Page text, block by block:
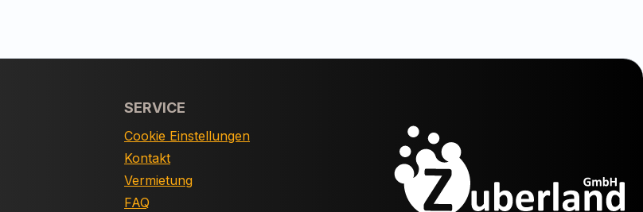
SERVICE
Cookie Einstellungen
Kontakt
Vermietung
FAQ